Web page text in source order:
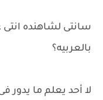
سانتى لشاهنده انتى
بالعربيه؟
لا أحد يعلم ما